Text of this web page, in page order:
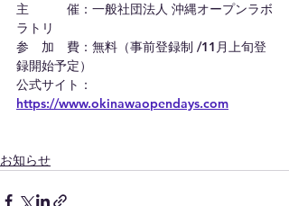
主　　　催：一般社団法人 沖縄オープンラボ
ラトリ
参　加　費：無料（事前登録制 /11月上旬登
録開始予定）
公式サイト：
https://www.okinawaopendays.com
お知らせ